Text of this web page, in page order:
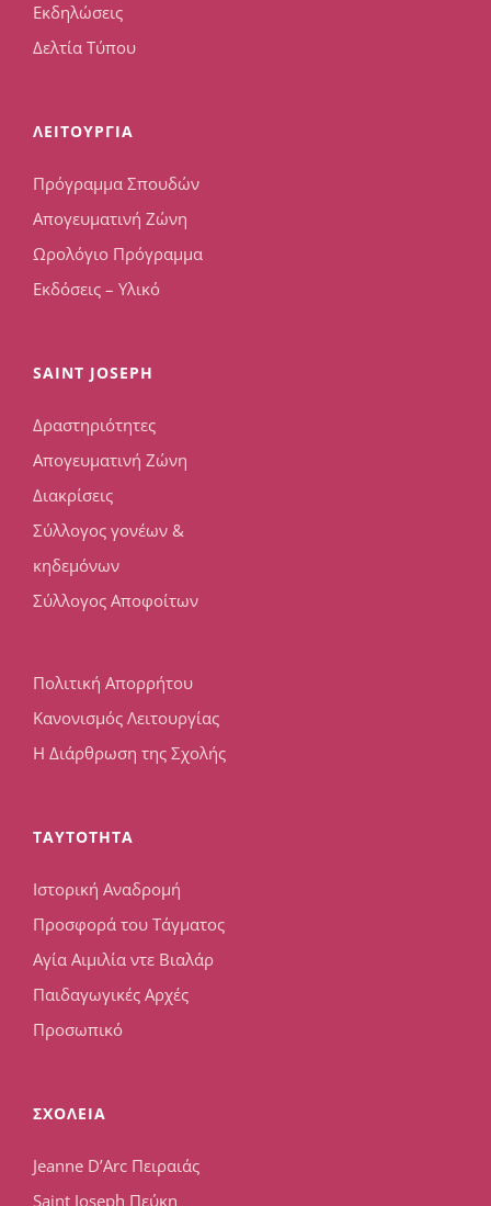
Εκδηλώσεις
Δελτία Τύπου
ΛΕΙΤΟΥΡΓΙΑ
Πρόγραμμα Σπουδών
Απογευματινή Ζώνη
Ωρολόγιο Πρόγραμμα
Εκδόσεις – Υλικό
SAINT JOSEPH
Δραστηριότητες
Απογευματινή Ζώνη
Διακρίσεις
Σύλλογος γονέων &
κηδεμόνων
Σύλλογος Αποφοίτων
Πολιτική Απορρήτου
Κανονισμός Λειτουργίας
Η Διάρθρωση της Σχολής
TAYTOTHTA
Ιστορική Αναδρομή
Προσφορά του Τάγματος
Αγία Αιμιλία ντε Βιαλάρ
Παιδαγωγικές Αρχές
Προσωπικό
ΣΧΟΛΕΙΑ
Jeanne D’Arc Πειραιάς
Saint Joseph Πεύκη